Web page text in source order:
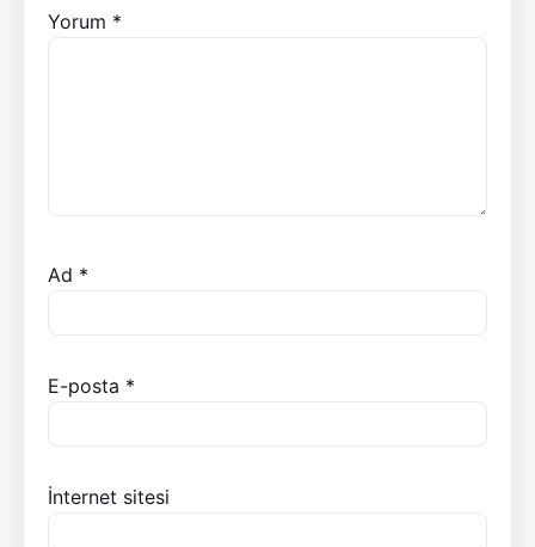
Yorum *
Ad *
E-posta *
İnternet sitesi